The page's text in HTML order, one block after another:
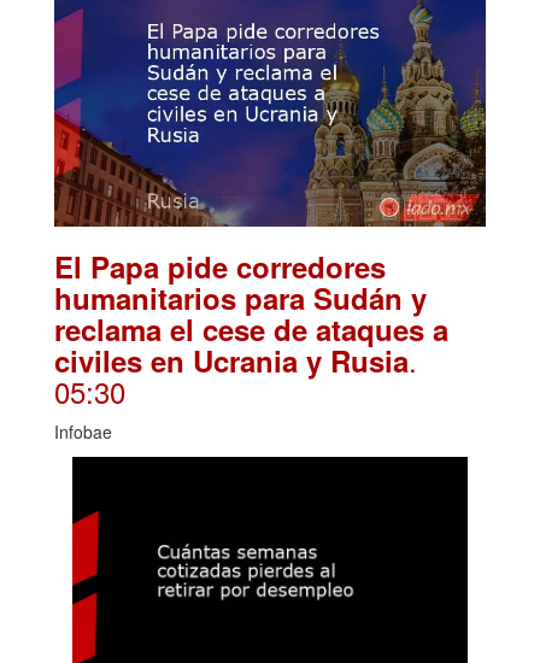
El Papa pide corredores
humanitarios para Sudán y
reclama el cese de ataques a
civiles en Ucrania y Rusia.
05:30
Infobae